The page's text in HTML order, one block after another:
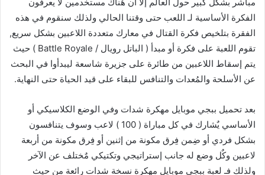
الفكرة الأساسية لـ اللعب حتى وقتنا الحالي ولذلك سنقوم في هذه
الفقرة بتلخيص فكرة القتال في معارك متعددة اللاعبين بشكل سريع,
تقوم اللعبة على فكرة أو مبدأ ( الباتل رويال / Battle Royale ) حيث
يتم إسقاط اللاعبين من طائرة على جزيرة شاسعة ليبدأوا في البحث
عن الأسلحة والمُعدات والتنافس للبقاء على قيد الحياة حتى النهاية.
بعد تحميل ببجي موبايل مهكرة شدات وفي الوضع الكلاسيكي أو
الأساسي يٌشارك في كل مباراة ( 100 ) لاعب وسوف يتنافسون
بشكل فردي أو ضِمن فِرق مكونة من إثنين أو فِرق مكونة من أربعة
لاعبين وكٌل وضع له جانب إستراتيجي وتكتيكي مٌختلف عن الآخر
ولذلك فـ لعبة ببجي موبايل مهكرة نسخة شدات رائعة من حيث